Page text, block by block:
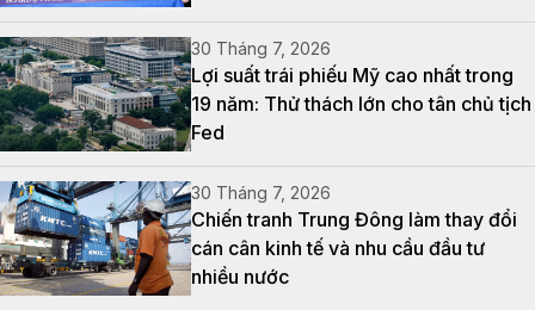
30 Tháng 7, 2026
Lợi suất trái phiếu Mỹ cao nhất trong
19 năm: Thử thách lớn cho tân chủ tịch
Fed
30 Tháng 7, 2026
Chiến tranh Trung Đông làm thay đổi
cán cân kinh tế và nhu cầu đầu tư
nhiều nước